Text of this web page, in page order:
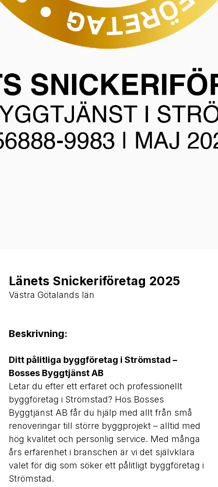
Länets Snickeriföretag 2025
Västra Götalands län
Beskrivning:
Ditt pålitliga byggföretag i Strömstad –
Bosses Byggtjänst AB
Letar du efter ett erfaret och professionellt
byggföretag i Strömstad? Hos Bosses
Byggtjänst AB får du hjälp med allt från små
renoveringar till större byggprojekt – alltid med
hög kvalitet och personlig service. Med många
års erfarenhet i branschen är vi det självklara
valet för dig som söker ett pålitligt byggföretag i
Strömstad.